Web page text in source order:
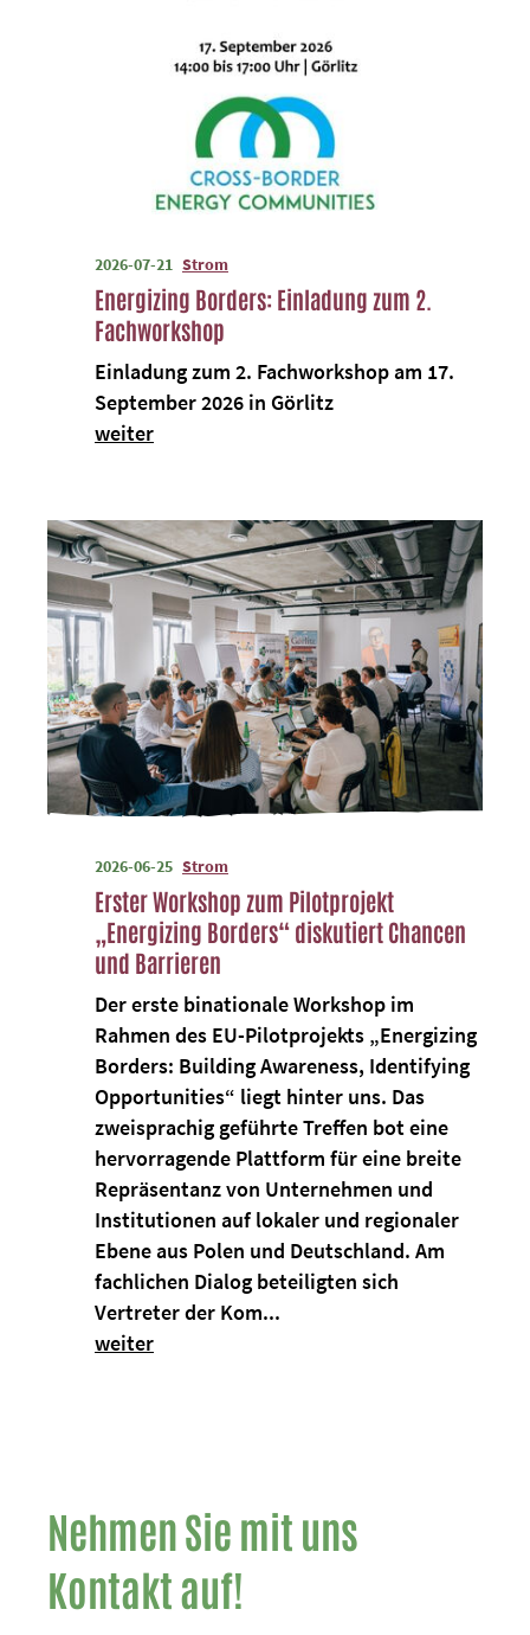
2026-07-21 Strom
Energizing Borders: Einladung zum 2.
Fachworkshop
Einladung zum 2. Fachworkshop am 17.
September 2026 in Görlitz
weiter
2026-06-25 Strom
Erster Workshop zum Pilotprojekt
„Energizing Borders“ diskutiert Chancen
und Barrieren
Der erste binationale Workshop im
Rahmen des EU-Pilotprojekts „Energizing
Borders: Building Awareness, Identifying
Opportunities“ liegt hinter uns. Das
zweisprachig geführte Treffen bot eine
hervorragende Plattform für eine breite
Repräsentanz von Unternehmen und
Institutionen auf lokaler und regionaler
Ebene aus Polen und Deutschland. Am
fachlichen Dialog beteiligten sich
Vertreter der Kom...
weiter
Nehmen Sie mit uns
Kontakt auf!